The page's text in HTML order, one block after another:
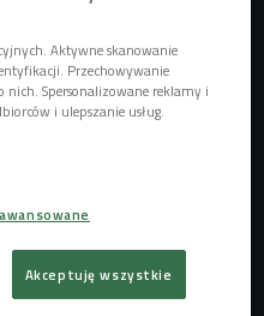
filmowe
Polska premiera miała
pokrzyżowała plany
Aktywne skanowanie
Przechowywanie
Spersonalizowane reklamy i
i ulepszanie usług.
Akceptuję wszystkie